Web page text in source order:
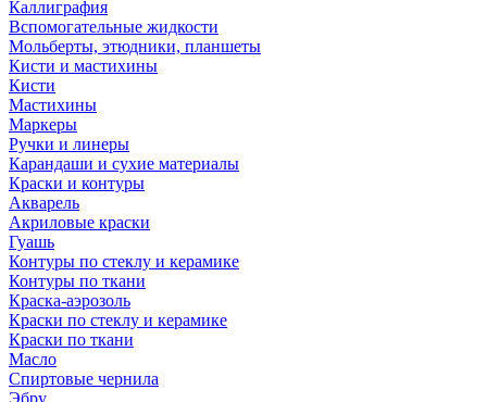
Каллиграфия
Вспомогательные жидкости
Мольберты, этюдники, планшеты
Кисти и мастихины
Кисти
Мастихины
Маркеры
Ручки и линеры
Карандаши и сухие материалы
Краски и контуры
Акварель
Акриловые краски
Гуашь
Контуры по стеклу и керамике
Контуры по ткани
Краска-аэрозоль
Краски по стеклу и керамике
Краски по ткани
Масло
Спиртовые чернила
Эбру